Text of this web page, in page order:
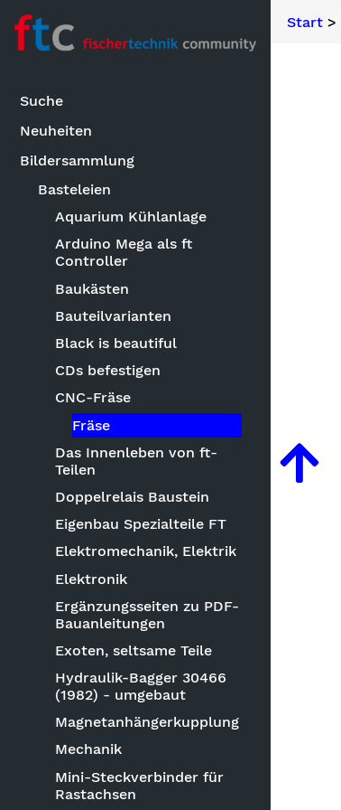
Suche
Neuheiten
Bildersammlung
Basteleien
Aquarium Kühlanlage
Arduino Mega als ft
Controller
Baukästen
Bauteilvarianten
Black is beautiful
CDs befestigen
CNC-Fräse
Fräse
Das Innenleben von ft-
Teilen
Doppelrelais Baustein
Eigenbau Spezialteile FT
Elektromechanik, Elektrik
Elektronik
Ergänzungsseiten zu PDF-
Bauanleitungen
Exoten, seltsame Teile
Hydraulik-Bagger 30466
(1982) - umgebaut
Magnetanhängerkupplung
Mechanik
Mini-Steckverbinder für
Rastachsen
Start>